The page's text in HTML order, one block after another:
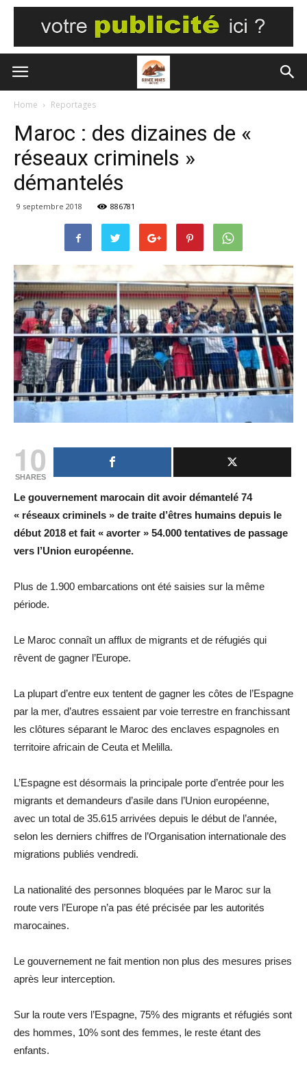
Home Reportages
Maroc : des dizaines de «
réseaux criminels »
démantelés
9 septembre 2018 886781
10
SHARES
Le gouvernement marocain dit avoir démantelé 74
« réseaux criminels » de traite d’êtres humains depuis le
début 2018 et fait « avorter » 54.000 tentatives de passage
vers l’Union européenne.
Plus de 1.900 embarcations ont été saisies sur la même
période.
Le Maroc connaît un afflux de migrants et de réfugiés qui
rêvent de gagner l’Europe.
La plupart d’entre eux tentent de gagner les côtes de l’Espagne
par la mer, d’autres essaient par voie terrestre en franchissant
les clôtures séparant le Maroc des enclaves espagnoles en
territoire africain de Ceuta et Melilla.
L’Espagne est désormais la principale porte d’entrée pour les
migrants et demandeurs d’asile dans l’Union européenne,
avec un total de 35.615 arrivées depuis le début de l’année,
selon les derniers chiffres de l’Organisation internationale des
migrations publiés vendredi.
La nationalité des personnes bloquées par le Maroc sur la
route vers l’Europe n’a pas été précisée par les autorités
marocaines.
Le gouvernement ne fait mention non plus des mesures prises
après leur interception.
Sur la route vers l’Espagne, 75% des migrants et réfugiés sont
des hommes, 10% sont des femmes, le reste étant des
enfants.